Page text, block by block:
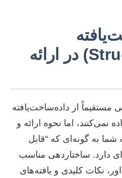
(Structured Data) در ارائه
مستقیماً از داده‌ساخت‌یافته
نمی‌کنند، اما نحوه ارائه و
به گونه‌ای که “قابل
دارد. ساختاردهی مناسب
نکات کلیدی و یافته‌های